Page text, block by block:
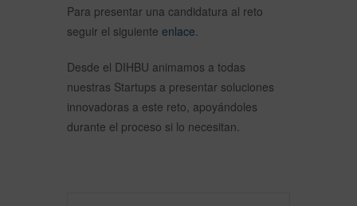
Para presentar una candidatura al reto
seguir el siguiente enlace
Desde el DIHBU animamos a todas
nuestras Startups a presentar soluciones
innovadoras a este reto, apoyándoles
durante el proceso si lo necesitan.